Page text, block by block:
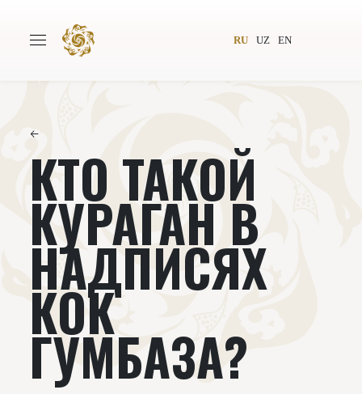
RU UZ EN
Авторы Всемирное общество
Издательство
Проекты Подкасты
Книги Видеолекторий
←
КТО ТАКОЙ
КУРАГАН В
НАДПИСЯХ
КОК
ГУМБАЗА?